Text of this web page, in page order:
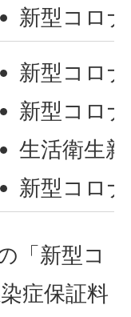
新型コロ
新型コロ
新型コロ
生活衛生
新型コロ
「新型コ
症保証料